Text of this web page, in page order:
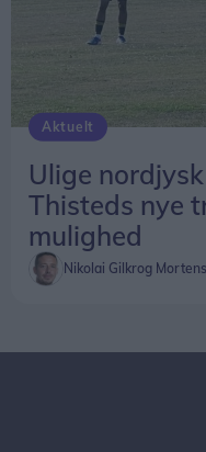
Aktuelt
Ulige
Thisteds nye
mulighed
Nikolai Gilkrog